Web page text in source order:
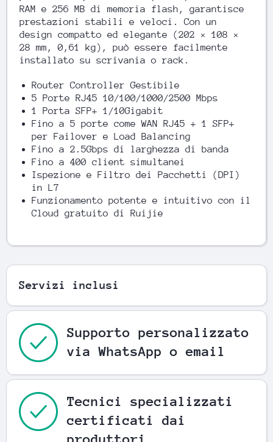
RAM e 256 MB di memoria flash, garantisce
prestazioni stabili e veloci. Con un
design compatto ed elegante (202 × 108 ×
28 mm, 0,61 kg), può essere facilmente
installato su scrivania o rack.
Router Controller Gestibile
5 Porte RJ45 10/100/1000/2500 Mbps
1 Porta SFP+ 1/10Gigabit
Fino a 5 porte come WAN RJ45 + 1 SFP+
per Failover e Load Balancing
Fino a 2.5Gbps di larghezza di banda
Fino a 400 client simultanei
Ispezione e Filtro dei Pacchetti (DPI)
in L7
Funzionamento potente e intuitivo con il
Cloud gratuito di Ruijie
Servizi inclusi
Supporto personalizzato
via WhatsApp o email
Tecnici specializzati
certificati dai